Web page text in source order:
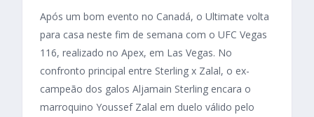
Após um bom evento no Canadá, o Ultimate volta
para casa neste fim de semana com o UFC Vegas
116, realizado no Apex, em Las Vegas. No
confronto principal entre Sterling x Zalal, o ex-
campeão dos galos Aljamain Sterling encara o
marroquino Youssef Zalal em duelo válido pelo